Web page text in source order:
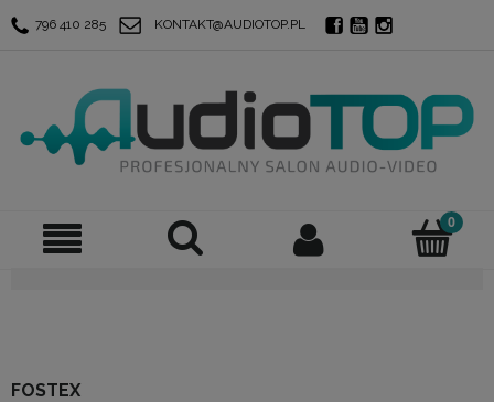
796 410 285 KONTAKT@AUDIOTOP.PL
FOSTEX